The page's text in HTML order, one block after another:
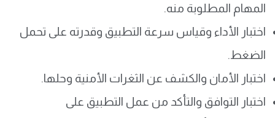
المهام المطلوبة منه.
اختبار الأداء وقياس سرعة التطبيق وقدرته على تحمل
الضغط.
اختبار الأمان والكشف عن الثغرات الأمنية وحلها.
اختبار التوافق والتأكد من عمل التطبيق على